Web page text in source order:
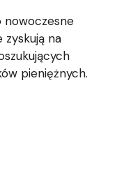
nowoczesne
zyskują na
pieniężnych.